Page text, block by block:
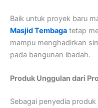
Baik untuk proyek baru
Masjid Tembaga tetap
mampu menghadirkan
pada bangunan ibadah.
Produk Unggulan dari
Sebagai penyedia